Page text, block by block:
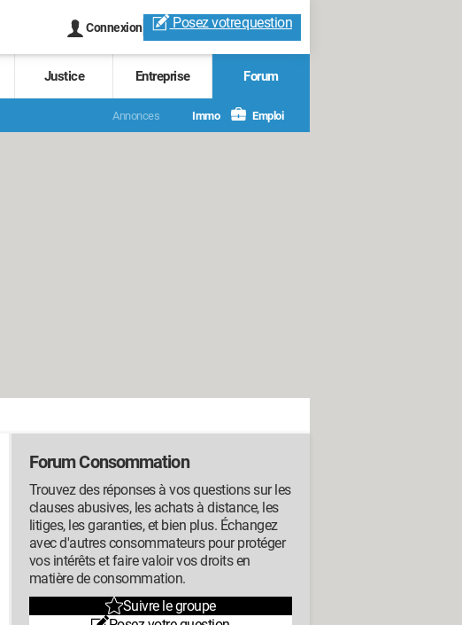
Connexion Posez votrequestion
Justice Entreprise Forum
Annonces Immo Emploi
Forum Consommation
Trouvez des réponses à vos questions sur les
clauses abusives, les achats à distance, les
litiges, les garanties, et bien plus. Échangez
avec d'autres consommateurs pour protéger
vos intérêts et faire valoir vos droits en
matière de consommation.
Suivre le groupe